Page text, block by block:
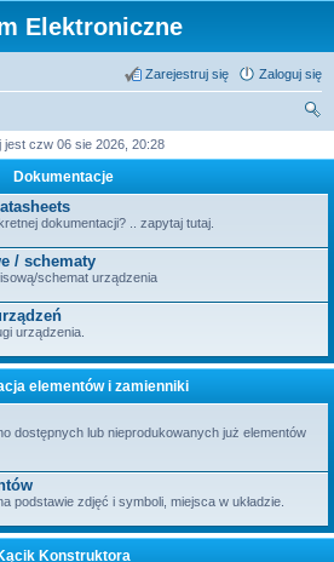
Elektroniczne
Zaloguj się
Zarejestruj się
jest czw 06 sie 2026, 20:28
Dokumentacje
dokumentacji? .. zapytaj tutaj.
/ schematy
schemat urządzenia
urządzenia.
elementów i zamienniki
dostępnych lub nieprodukowanych już elementów
podstawie zdjęć i symboli, miejsca w układzie.
Konstruktora